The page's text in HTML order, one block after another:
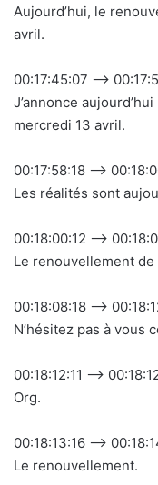
Aujourd’hui, le
avril.
00:17:45:07 –>
J’annonce
mercredi 13 avril.
00:17:58:18 –>
Les réalités sont
00:18:00:12 –>
Le renouvellement
00:18:08:18 –>
N’hésitez pas à vous
00:18:12:11 –>
Org.
00:18:13:16 –>
Le renouvellement.